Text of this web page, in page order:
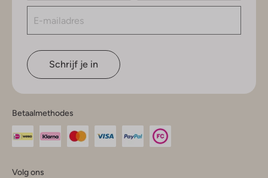
Schrijf je in
Betaalmethodes
Volg ons